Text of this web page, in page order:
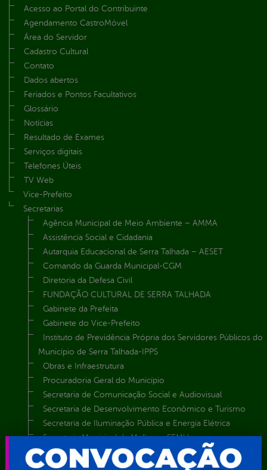
Acesso ao Portal do Contribuinte
Agendamento CastroMóvel
Área do Servidor
Cadastro Cultural
Contato
Dados abertos
Feriados e Pontos Facultativos
Glossário
Notícias
Resultado de Exames
Serviços digitais
Telefones Úteis
TV Web
Vice-Prefeito
Secretarias
Agência Municipal de Meio Ambiente – AMMA
Assistência Social e Cidadania
Autarquia Educacional de Serra Talhada – AESET
Comando da Guarda Municipal-CGM
Diretoria da Defesa Civil
FUNDAÇÃO CULTURAL DE SERRA TALHADA
Gabinete da Prefeita
Gabinete do Vice-Prefeito
Instituto de Previdência Própria dos Servidores Públicos do
Município de Serra Talhada-IPPS
Obras e Infraestrutura
Procuradoria Geral do Município
Secretaria de Comunicação Social e Audiovisual
Secretaria de Desenvolvimento Econômico e Turismo
Secretaria de Iluminação Pública e Energia Elétrica
Secretaria Municipal da Mulher – SEMU
Secretaria Municipal de Administração – SAD
Secretaria Municipal de Agricultura e Recursos Hídricos –